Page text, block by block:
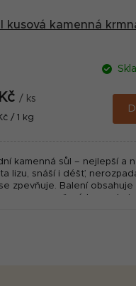
kusová kamenná
/ ks
/ 1 kg
kamenná sůl – nejlepší a
lizu, snáší i déšť,
zpevňuje. Balení obsahuje
nesouměrné kusy, ale i...